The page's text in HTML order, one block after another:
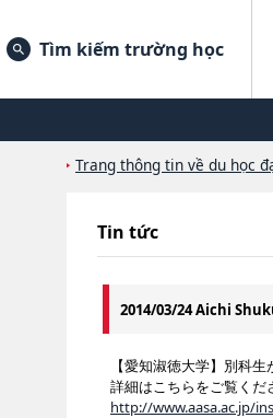
Tìm kiếm trường học
Trang thông tin về du học
Tin tức
2014/03/24 Aichi
【愛知淑徳大学】別科
詳細はこちらをご覧くだ
http://www.aasa.ac.jp/